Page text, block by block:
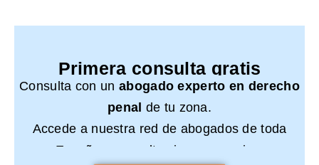
Primera consulta gratis
Consulta con un abogado experto en derecho
penal de tu zona.
Accede a nuestra red de abogados de toda
España y consulta sin compromiso.